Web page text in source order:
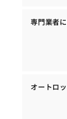
専門業者
オートロ